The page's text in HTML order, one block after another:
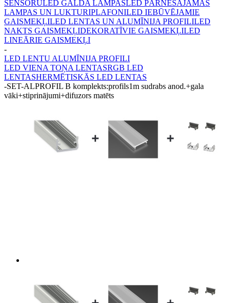
SENSORULED GALDA LAMPASLED PĀRNĒSĀJAMĀS
LAMPAS UN LUKTURIPLAFONILED IEBŪVĒJAMIE
GAISMEKĻILED LENTAS UN ALUMĪNIJA PROFILILED
NAKTS GAISMEKĻIDEKORATĪVIE GAISMEKĻILED
LINEĀRIE GAISMEKĻI
-
LED LENTU ALUMĪNIJA PROFILI
LED VIENA TOŅA LENTASRGB LED
LENTASHERMĒTISKĀS LED LENTAS
-SET-ALPROFIL B komplekts:profils1m sudrabs anod.+gala
vāki+stiprinājumi+difuzors matēts